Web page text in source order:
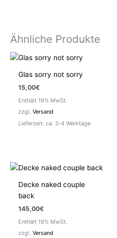
Ähnliche Produkte
Glas sorry not sorry
15,00€
Enthält 19% MwSt.
zzgl.Versand
Lieferzeit: ca. 3-4 Werktage
Decke naked couple
back
145,00€
Enthält 19% MwSt.
zzgl.Versand